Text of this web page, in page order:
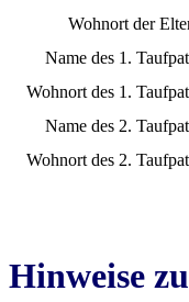
Wohnort der
Name des 1.
Wohnort des 1.
Name des 2.
Wohnort des 2.
Hinweise